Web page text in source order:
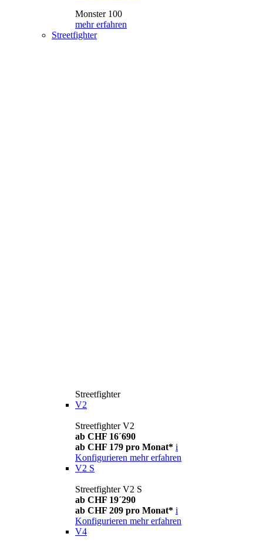
Monster 100
mehr erfahren
Streetfighter
Streetfighter
V2
Streetfighter V2
ab CHF 16´690
ab CHF 179 pro Monat* i
Konfigurieren mehr erfahren
V2 S
Streetfighter V2 S
ab CHF 19´290
ab CHF 209 pro Monat* i
Konfigurieren mehr erfahren
V4